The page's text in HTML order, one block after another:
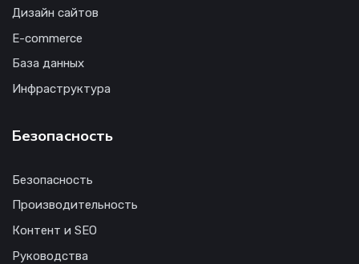
Дизайн сайтов
E-commerce
База данных
Инфраструктура
Безопасность
Безопасность
Производительность
Контент и SEO
Руководства